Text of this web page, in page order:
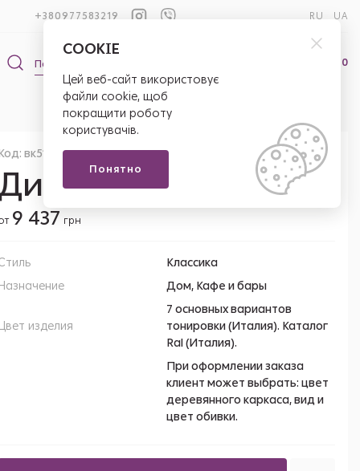
+380977583219 RU UA
0
вк51
Ретро 3 Люкс
9 437 грн
Классика
Дом, Кафе и бары
изделия
7 основных вариантов
тонировки (Италия). Каталог
Ral (Италия).
При оформлении заказа
клиент может выбрать: цвет
деревянного каркаса, вид и
цвет обивки.
COOKIE
Цей веб-сайт використовує
файли cookie, щоб
покращити роботу
користувачів.
Понятно